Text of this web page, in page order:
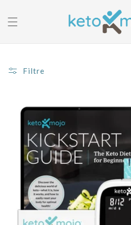
content
Filtre